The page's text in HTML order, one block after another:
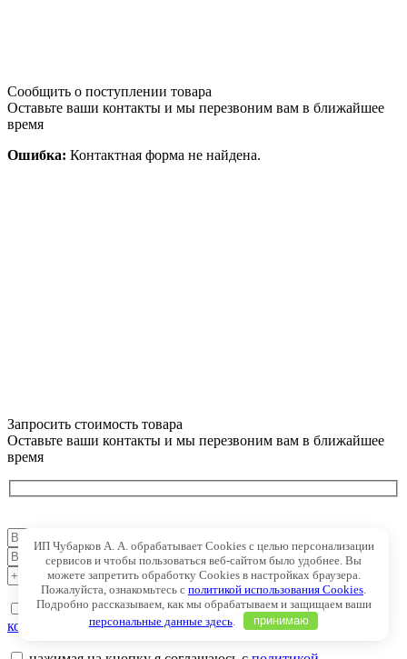
ИП Чубарков А. А. обрабатывает Cookies с целью персонализации
сервисов и чтобы пользоваться веб-сайтом было удобнее. Вы
можете запретить обработку Cookies в настройках браузера.
Пожалуйста, ознакомьтесь с политикой использования Cookies
Подробно рассказываем, как мы обрабатываем и защищаем ваши
персональные данные здесь. принимаю
Сообщить о поступлении товара
Оставьте ваши контакты и мы перезвоним вам в ближайшее
время
Ошибка: Контактная форма не найдена.
Запросить стоимость товара
Оставьте ваши контакты и мы перезвоним вам в ближайшее
время
нажимая на кнопку я соглашаюсь сполитикой
конфиденциальности